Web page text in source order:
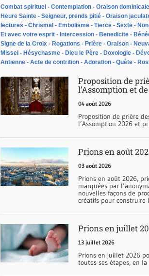
Combat spirituel Contemplation Oraison dominicale
Heure Sainte
Seigneur, prends pitié Oraison
lectures
Chrismal Embolisme Tierce Sexte
Et avec votre esprit
Intercession Benedicite
Signe de la Croix
Rogations Prière Oraison
Missel
Hésychasme Dieu le Père Doxologie
Antienne
Acte de contrition Adoration Quête
Proposition de
l’Assomption et
04 août 2026
Proposition de prière
l’Assomption 2026 et
Prions en août
03 août 2026
Prions en août 2026,
marquées par
nouvelles façons de
créatifs pour construire
Prions en juillet
13 juillet 2026
Prions en juillet 2026
toutes ses étapes, en